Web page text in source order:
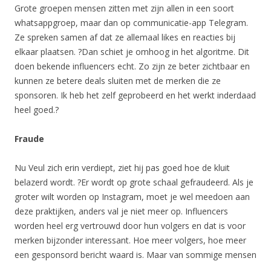
Grote groepen mensen zitten met zijn allen in een soort
whatsappgroep, maar dan op communicatie-app Telegram.
Ze spreken samen af dat ze allemaal likes en reacties bij
elkaar plaatsen. ?Dan schiet je omhoog in het algoritme. Dit
doen bekende influencers echt. Zo zijn ze beter zichtbaar en
kunnen ze betere deals sluiten met de merken die ze
sponsoren. Ik heb het zelf geprobeerd en het werkt inderdaad
heel goed.?
Fraude
Nu Veul zich erin verdiept, ziet hij pas goed hoe de kluit
belazerd wordt. ?Er wordt op grote schaal gefraudeerd. Als je
groter wilt worden op Instagram, moet je wel meedoen aan
deze praktijken, anders val je niet meer op. Influencers
worden heel erg vertrouwd door hun volgers en dat is voor
merken bijzonder interessant. Hoe meer volgers, hoe meer
een gesponsord bericht waard is. Maar van sommige mensen